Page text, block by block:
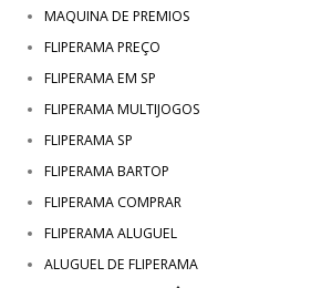
MAQUINA DE PREMIOS
FLIPERAMA PREÇO
FLIPERAMA EM SP
FLIPERAMA MULTIJOGOS
FLIPERAMA SP
FLIPERAMA BARTOP
FLIPERAMA COMPRAR
FLIPERAMA ALUGUEL
ALUGUEL DE FLIPERAMA